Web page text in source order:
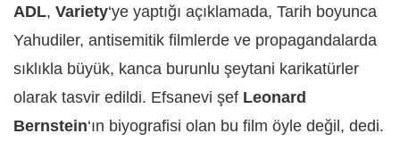
ADL, Variety‘ye yaptığı açıklamada, Tarih boyunca
Yahudiler, antisemitik filmlerde ve propagandalarda
sıklıkla büyük, kanca burunlu şeytani karikatürler
olarak tasvir edildi. Efsanevi şef Leonard
Bernstein‘ın biyografisi olan bu film öyle değil, dedi.